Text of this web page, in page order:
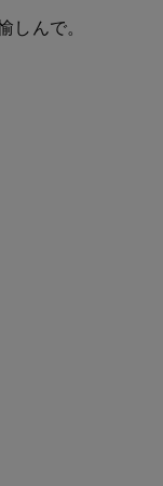
しんで。